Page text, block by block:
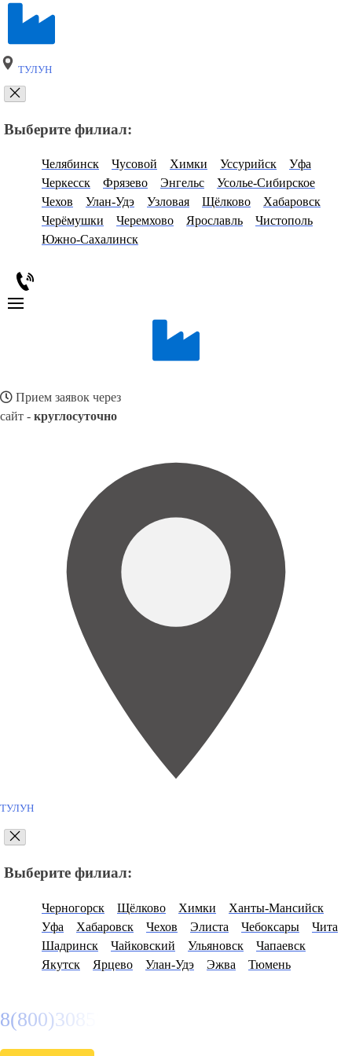
ТУЛУН
Выберите филиал:
Челябинск Чусовой Химки Уссурийск
Уфа
Черкесск
Фрязево Энгельс
Усолье-Сибирское
Чехов
Улан-Удэ Узловая Щёлково
Хабаровск
Черёмушки
Черемхово Ярославль
Чистополь
Южно-Сахалинск
Прием заявок через
сайт - круглосуточно
ТУЛУН
Выберите филиал:
Черногорск Щёлково Химки
Ханты-Мансийск
Уфа
Хабаровск Чехов Элиста Чебоксары
Чита
Шадринск
Чайковский Ульяновск
Чапаевск
Якутск
Ярцево Улан-Удэ Эжва Тюмень
8(800)3085303